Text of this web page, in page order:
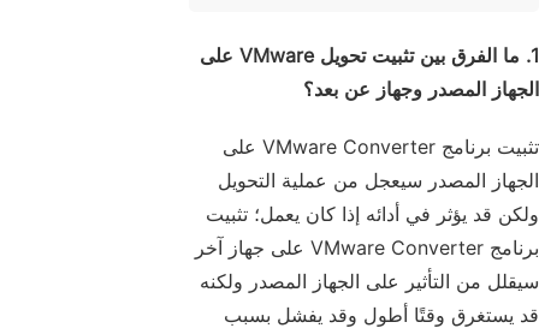
1. ما الفرق بين تثبيت تحويل VMware على
الجهاز المصدر وجهاز عن بعد؟
تثبيت برنامج VMware Converter على
الجهاز المصدر سيعجل من عملية التحويل
ولكن قد يؤثر في أدائه إذا كان يعمل؛ تثبيت
برنامج VMware Converter على جهاز آخر
سيقلل من التأثير على الجهاز المصدر ولكنه
قد يستغرق وقتًا أطول وقد يفشل بسبب